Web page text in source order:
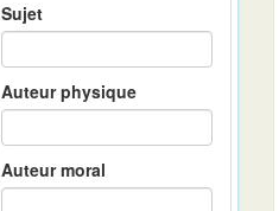
Sujet
Auteur physique
Auteur moral